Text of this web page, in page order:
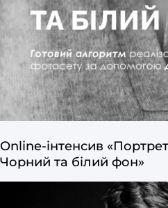
Online-інтенсив
Чорний та білий фон»